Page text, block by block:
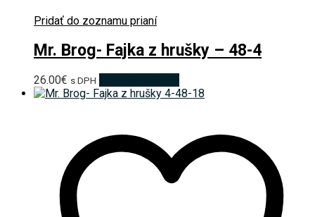
Pridať do zoznamu prianí
Mr. Brog- Fajka z hrušky – 48-4
26.00€ s DPH